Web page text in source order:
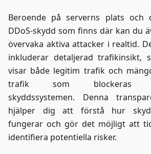
Beroende på serverns plats och
DDoS-skydd som finns där kan du
övervaka aktiva attacker i realtid.
inkluderar detaljerad trafikinsikt,
visar både legitim trafik och
trafik som blockeras
skyddssystemen. Denna
hjälper dig att förstå hur
fungerar och gör det möjligt att
identifiera potentiella risker.